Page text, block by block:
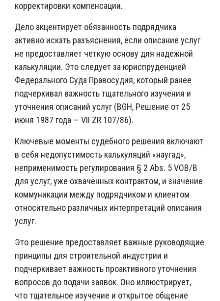
корректировки компенсации.
Дело акцентирует обязанность подрядчика
активно искать разъяснения, если описание услуг
не предоставляет четкую основу для надежной
калькуляции. Это следует за юриспруденцией
Федерального Суда Правосудия, который ранее
подчеркивал важность тщательного изучения и
уточнения описаний услуг (BGH, Решение от 25
июня 1987 года — VII ZR 107/86).
Ключевые моменты судебного решения включают
в себя недопустимость калькуляций «наугад»,
неприменимость регулирования § 2 Abs. 5 VOB/B
для услуг, уже охваченных контрактом, и значение
коммуникации между подрядчиком и клиентом
относительно различных интерпретаций описания
услуг.
Это решение предоставляет важные руководящие
принципы для строительной индустрии и
подчеркивает важность проактивного уточнения
вопросов до подачи заявок. Оно иллюстрирует,
что тщательное изучение и открытое общение